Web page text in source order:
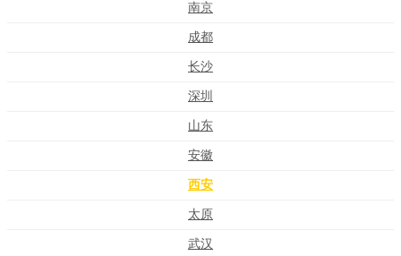
南京
成都
长沙
深圳
山东
安徽
西安
太原
武汉